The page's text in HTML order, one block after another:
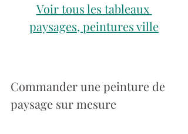
Voir tous les tableaux
paysages, peintures ville
Commander une peinture de
paysage sur mesure